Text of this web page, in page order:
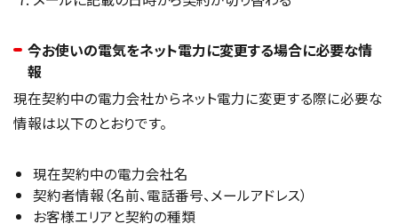
今お使いの電気をネット電力に変更する場合に必要な情
報
現在契約中の電力会社からネット電力に変更する際に必要な
情報は以下のとおりです。
現在契約中の電力会社名
契約者情報（名前、電話番号、メールアドレス）
お客様エリアと契約の種類